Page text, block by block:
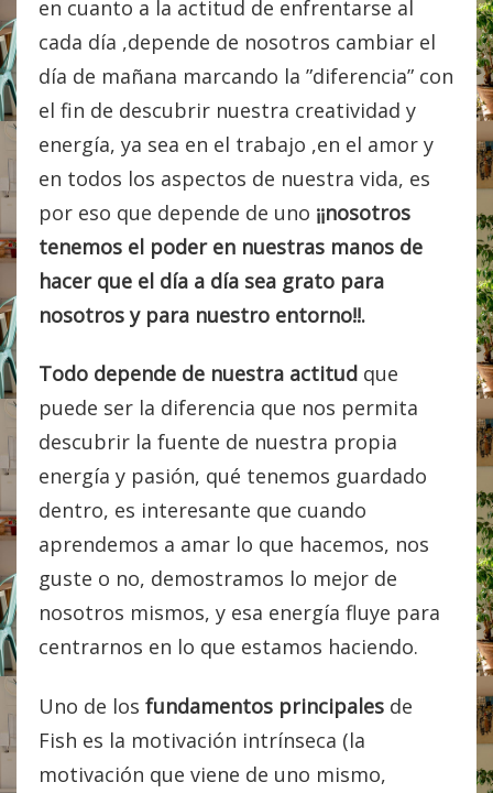
en cuanto a la actitud de enfrentarse al
cada día ,depende de nosotros cambiar el
día de mañana marcando la ”diferencia” con
el fin de descubrir nuestra creatividad y
energía, ya sea en el trabajo ,en el amor y
en todos los aspectos de nuestra vida, es
por eso que depende de uno ¡¡nosotros
tenemos el poder en nuestras manos de
hacer que el día a día sea grato para
nosotros y para nuestro entorno!!.
Todo depende de nuestra actitud que
puede ser la diferencia que nos permita
descubrir la fuente de nuestra propia
energía y pasión, qué tenemos guardado
dentro, es interesante que cuando
aprendemos a amar lo que hacemos, nos
guste o no, demostramos lo mejor de
nosotros mismos, y esa energía fluye para
centrarnos en lo que estamos haciendo.
Uno de los fundamentos principales de
Fish es la motivación intrínseca (la
motivación que viene de uno mismo,